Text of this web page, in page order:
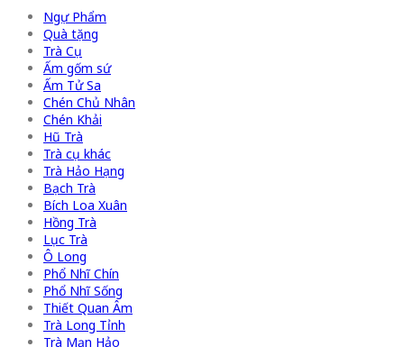
Ngự Phẩm
Quà tặng
Trà Cụ
Ấm gốm sứ
Ấm Tử Sa
Chén Chủ Nhân
Chén Khải
Hũ Trà
Trà cụ khác
Trà Hảo Hạng
Bạch Trà
Bích Loa Xuân
Hồng Trà
Lục Trà
Ô Long
Phổ Nhĩ Chín
Phổ Nhĩ Sống
Thiết Quan Âm
Trà Long Tỉnh
Trà Mạn Hảo